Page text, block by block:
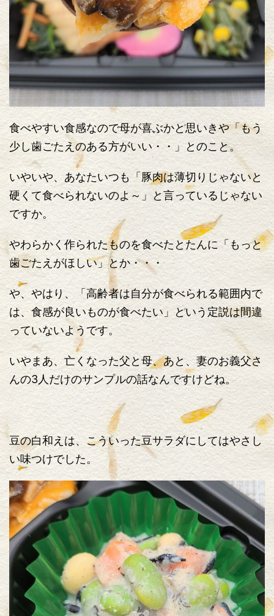
食べやすい食感なので母が喜ぶかと思いきや「もう
少し歯ごたえのある方がいい・・」とのこと。
いやいや、あなたいつも「豚肉は薄切りじゃないと
硬くて食べられないのよ～」と言っているじゃない
ですか。
やわらかく作られたものを食べたとたんに「もっと
歯ごたえがほしい」とか・・・
や、やはり、「高齢者は自分が食べられる範囲内で
は、食感が良いものが食べたい」という定説は間違
っていないようです。
いやまあ、亡くなった父と母、あと、妻のお義父さ
んの3人だけのサンプルの話なんですけどね。
豆の白和えは、こういった豆サラダにしてはやさし
い味つけでした。